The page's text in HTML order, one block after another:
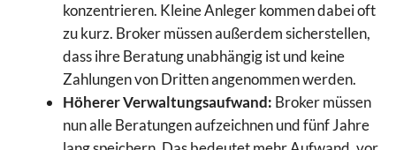
konzentrieren. Kleine Anleger kommen dabei oft
zu kurz. Broker müssen außerdem sicherstellen,
dass ihre Beratung unabhängig ist und keine
Zahlungen von Dritten angenommen werden.
Höherer Verwaltungsaufwand: Broker müssen
nun alle Beratungen aufzeichnen und fünf Jahre